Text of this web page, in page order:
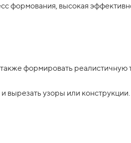
формования, высокая
формировать реалистичную
вырезать узоры или конструкции.